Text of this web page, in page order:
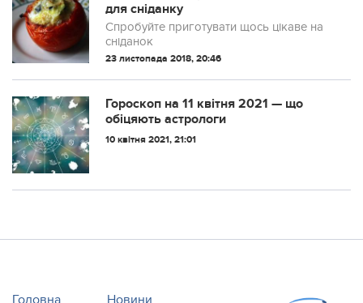
для сніданку
Спробуйте приготувати щось цікаве на
сніданок
23 листопада 2018, 20:46
Гороскоп на 11 квітня 2021 — що
обіцяють астрологи
10 квітня 2021, 21:01
Головна Новини